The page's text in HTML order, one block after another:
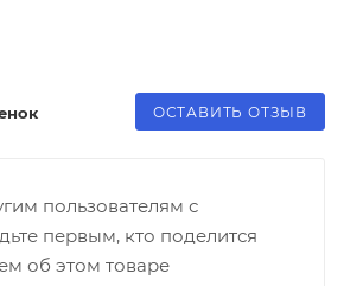
ОСТАВИТЬ ОТЗЫВ
пользователям с
первым, кто поделится
об этом товаре